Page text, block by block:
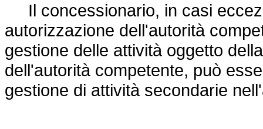
Il concessionario, in casi
autorizzazione dell'autorità
gestione delle attività oggetto
dell'autorità competente, può
gestione di attività secondarie